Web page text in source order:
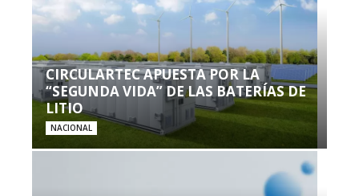
CIRCULARTEC APUESTA POR LA
“SEGUNDA VIDA” DE LAS BATERÍAS DE
LITIO
NACIONAL